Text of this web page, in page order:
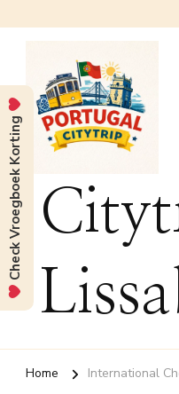
Home International
Check Vroegboek Korting